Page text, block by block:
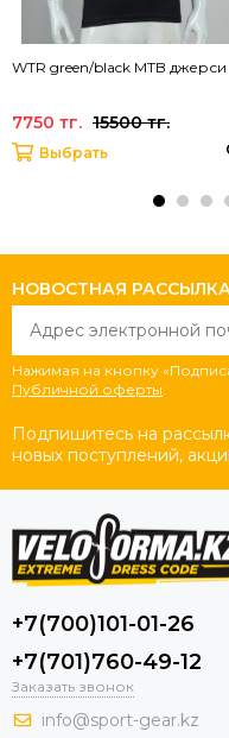
WTR green/black MTB джерси
7750 тг. 15500 тг.
Выбрать
НОВОСТНАЯ
Нажимая на кнопку
Публичной оферты
Подпишитесь на
новых поступлений,
+7(700)101-01-26
+7(701)760-49-12
Заказать звонок
info@sport-gear.kz